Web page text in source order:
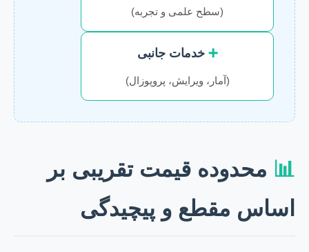
(سطح علمی و تجربه)
➕ خدمات جانبی
(آمار، ویرایش، پروپوزال)
📊 محدوده قیمت تقریبی بر
اساس مقطع و پیچیدگی